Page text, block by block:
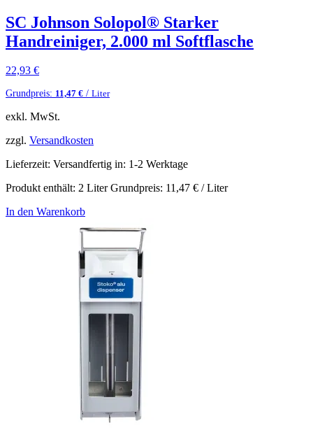
SC Johnson Solopol® Starker
Handreiniger, 2.000 ml Softflasche
22,93 €
Grundpreis: 11,47 € / Liter
exkl. MwSt.
zzgl. Versandkosten
Lieferzeit: Versandfertig in: 1-2 Werktage
Produkt enthält: 2 LiterGrundpreis: 11,47 € /Liter
In den Warenkorb